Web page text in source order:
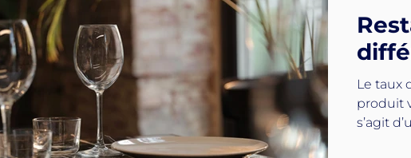
Le taux
produit
s’agit